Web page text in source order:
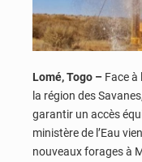
Lomé, Togo – Face à
la région des
garantir un accès
ministère de l’Eau
nouveaux forages à